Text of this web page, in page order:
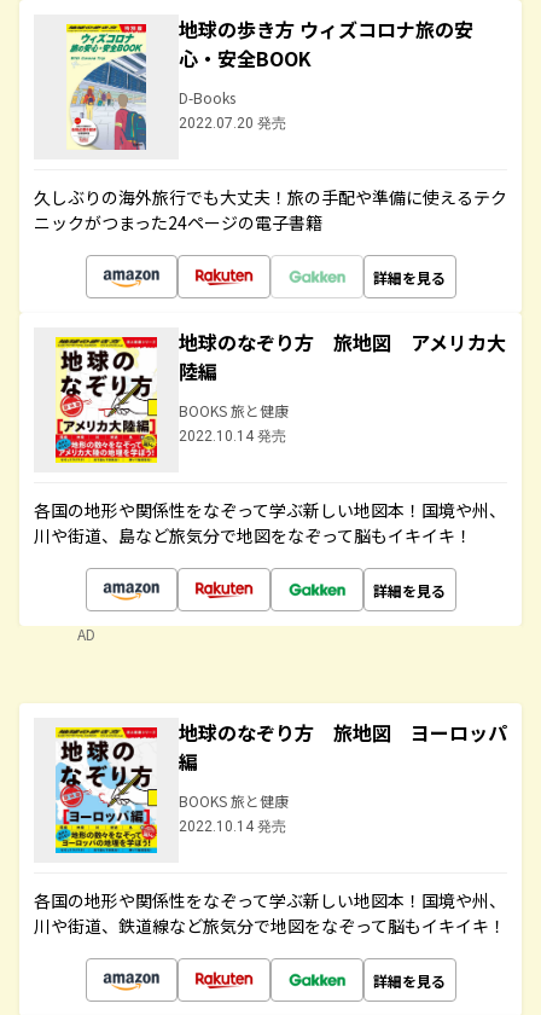
地球の歩き方 ウィズコロナ旅の安
心・安全BOOK
D-Books
2022.07.20 発売
久しぶりの海外旅行でも大丈夫！旅の手配や準備に使えるテク
ニックがつまった24ページの電子書籍
詳細を見る
地球のなぞり方 旅地図 アメリカ大
陸編
BOOKS 旅と健康
2022.10.14 発売
各国の地形や関係性をなぞって学ぶ新しい地図本！国境や州、
川や街道、島など旅気分で地図をなぞって脳もイキイキ！
詳細を見る
AD
地球のなぞり方 旅地図 ヨーロッパ
編
BOOKS 旅と健康
2022.10.14 発売
各国の地形や関係性をなぞって学ぶ新しい地図本！国境や州、
川や街道、鉄道線など旅気分で地図をなぞって脳もイキイキ！
詳細を見る